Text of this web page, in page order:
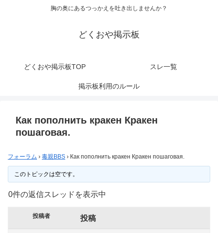
胸の奥にあるつっかえを吐き出しませんか？
どくおや掲示板
どくおや掲示板TOP スレ一覧
掲示板利用のルール
Как пополнить кракен Кракен
пошаговая.
フォーラム › 毒親BBS › Как пополнить кракен Кракен пошаговая.
このトピックは空です。
0件の返信スレッドを表示中
投稿者 投稿